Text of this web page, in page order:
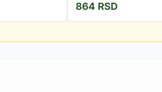
Kapacitet
<b>HP</b> LaserJet P2035,
864 RSD